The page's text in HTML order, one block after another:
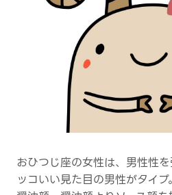
おひつじ座の女性は、男性性
ッコいい見た目の男性がタイ